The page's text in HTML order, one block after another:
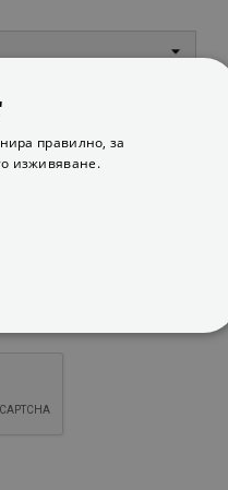
правилно, за
изживяване.